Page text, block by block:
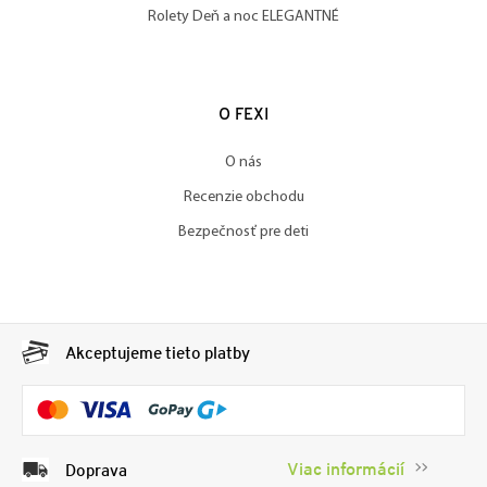
Rolety Deň a noc ELEGANTNÉ
O FEXI
O nás
Recenzie obchodu
Bezpečnosť pre deti
Akceptujeme tieto platby
Doprava Viac informácií